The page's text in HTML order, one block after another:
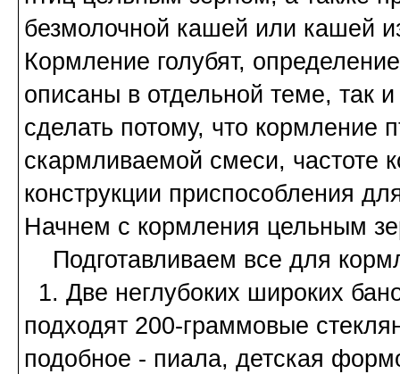
безмолочной кашей или кашей
Кормление голубят,
описаны в отдельной теме, так
сделать потому, что кормление
скармливаемой смеси, частоте
конструкции приспособления
Начнем с кормления цельным
Подготавливаем все для
1. Две неглубоких широких
подходят 200-граммовые
подобное - пиала, детская